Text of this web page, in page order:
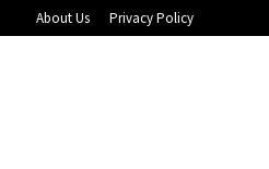
About Us Privacy Policy